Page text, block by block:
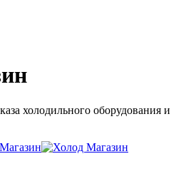
холодильного оборудования и